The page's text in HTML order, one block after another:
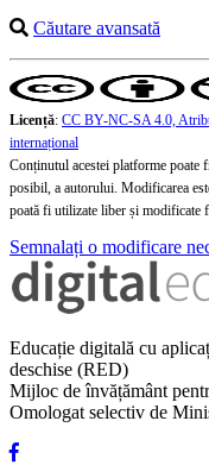
Căutare avansată
Licență: CC BY-NC-SA 4.0,
internațional
Conținutul acestei platforme
posibil, a autorului. Modificarea
poată fi utilizate liber și modificate
Semnalați o modificare
Educație digitală cu
deschise (RED)
Mijloc de învățământ
Omologat selectiv de